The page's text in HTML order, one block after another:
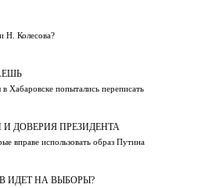
Н. Колесова?
попытались переписать
ДОВЕРИЯ ПРЕЗИДЕНТА
вправе использовать образ Путина
ИДЕТ НА ВЫБОРЫ?